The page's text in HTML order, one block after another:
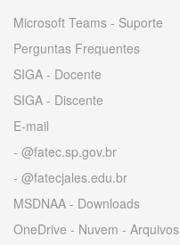
Microsoft Teams - Suporte
Perguntas Frequentes
SIGA - Docente
SIGA - Discente
E-mail
- @fatec.sp.gov.br
- @fatecjales.edu.br
MSDNAA - Downloads
OneDrive - Nuvem - Arquivos